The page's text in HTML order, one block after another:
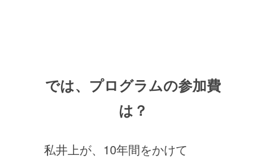
では、プログラムの参加費
は？
私井上が、10年間をかけて